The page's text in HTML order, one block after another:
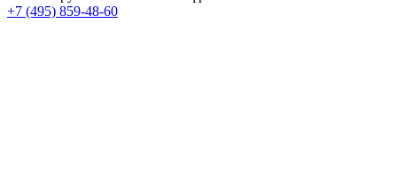
+7 (495) 859-48-60